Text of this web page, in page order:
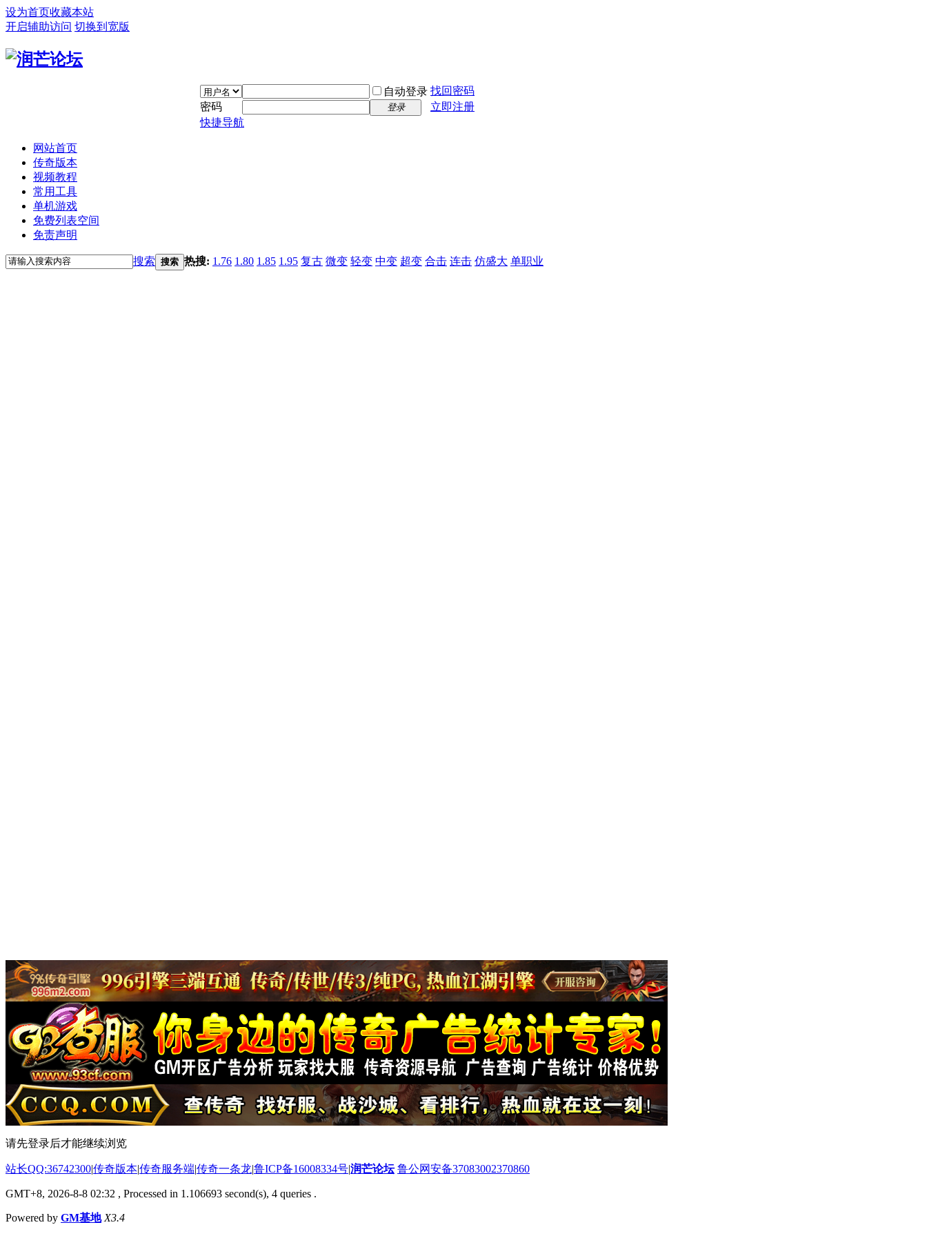
设为首页收藏本站
开启辅助访问 切换到宽版
自动登录 找回密码
密码
登录
立即注册
快捷导航
网站首页
传奇版本
视频教程
常用工具
单机游戏
免费列表空间
免责声明
搜索 搜索 热搜: 1.76 1.80 1.85 1.95 复古 微变 轻变 中变 超变 合击 连击 仿盛大 单职业
请先登录后才能继续浏览
站长QQ:36742300|传奇版本|传奇服务端|传奇一条龙|鲁ICP备16008334号|润芒论坛 鲁公网安备37083002370860
GMT+8, 2026-8-8 02:32 , Processed in 1.106693 second(s), 4 queries .
Powered by GM基地 X3.4